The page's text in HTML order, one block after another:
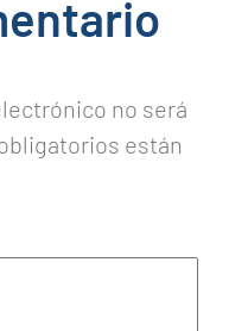
no será
están